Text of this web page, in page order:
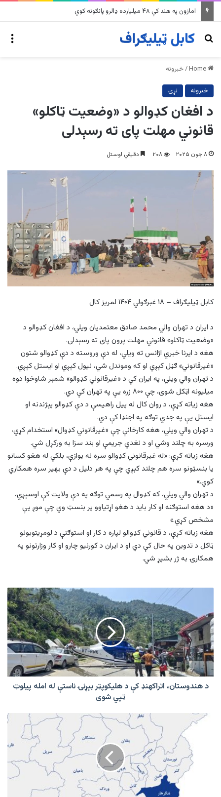
په وینزویلا کې زورورو زلزلو پراخ زیانونه اړولي
Search for
/خبرونه
خبرونه نړۍ
د افغان کډوالو د «وضعیت ټاکلو»
قانوني مهلت پای ته رسېدلی
۸ جون ۲۰۲۵ ۲۰۸ دقیقې لوستل
کابل ټیلیګراف – ۱۸ غبرګولي ۱۴۰۴ لمریز کال
د ایران د تهران والي محمد صادق معتمدیان ویلي، د افغان کډوالو د
«وضعیت ټاکلو» قانوني مهلت پرون پای ته رسېدلی.
هغه د ایرنا خبري اژانس ته ویلي، له دې وروسته د دې کډوالو شتون
«غیرقانوني» ګڼل کېږي او که وموندل شي، نیول کېږي او ایستل کېږي.
د تهران والي ویلي، په ایران کې د «غیرقانوني کډوالو» شمېر شاوخوا دوه
میلیونه اټکل شوی، چې ۸۰۰ زره یې په تهران کې دي.
هغه زیاته کړې، د روان کال له پیل راهیسې د دې کډوالو پېژندنه او
ایستل یې په جدي توګه په اجنډا کې دي.
د تهران والي ویلي، هغه کارخانې چې «غیرقانوني کډوال» استخدام کړي،
ورسره به چلند وشي او د نغدي جریمې او بند سزا به ورکړل شي.
هغه زیاته کړې: «له غیرقانوني کډوالو سره نه یوازې، بلکې له هغو کسانو
یا بنسټونو سره هم چلند کېږي چې په هر دلیل د دې بهیر سره همکاري
کوي.»
د تهران والي ویلي، که کډوال په رسمي توګه په دې ولایت کې اوسېږي،
«د هغه استوګنه او کار باید د هغو اړتیاوو پر بنسټ وي چې موږ یې
مشخص کړي.»
هغه زیاته کړې، د قانوني کډوالو لپاره د کار او استوګنې د لومړیتوبونو
ټاکل د تدوین په حال کې دي او د ایران د کورنیو چارو او کار وزارتونو په
همکارۍ به ژر بشپړ شي.
اتراکهنډ
کې
د
هلیکوپټر
بېړنۍ
ناستې
له
امله
شوی
د هندوستان، اتراکهنډ کې د هلیکوپټر بېړنۍ ناستې له امله پیلوټ
ټپي شوی
ننګرهار